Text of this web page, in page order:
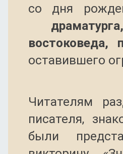
со дня
востоковеда,
оставившего
Читателям
писателя,
были